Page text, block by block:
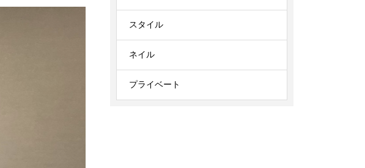
スタイル
ネイル
プライベート